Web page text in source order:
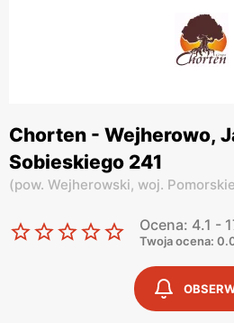
Chorten - Wejherowo,
Sobieskiego 241
(pow. Wejherowski, woj. Pomorskie
Ocena: 4.1 -
Twoja ocena: